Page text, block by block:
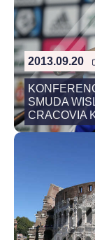
2013.09.20
SMUDA
CRACOVIA